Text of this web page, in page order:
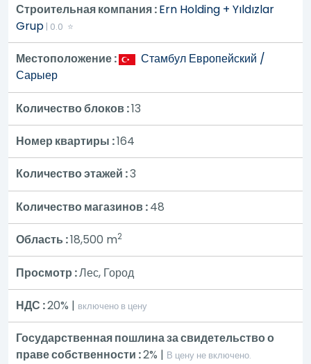
Строительная компания :Ern Holding + Yıldızlar
Grup | 0.0 ⭐
Местоположение :
Стамбул Европейский /
Сарыер
Количество блоков :13
Номер квартиры :164
Количество этажей :3
Количество магазинов :48
Область :18,500 m2
Просмотр :Лес, Город
НДС :20% | включено в цену
Государственная пошлина за свидетельство о
праве собственности :2% | В цену не включено.